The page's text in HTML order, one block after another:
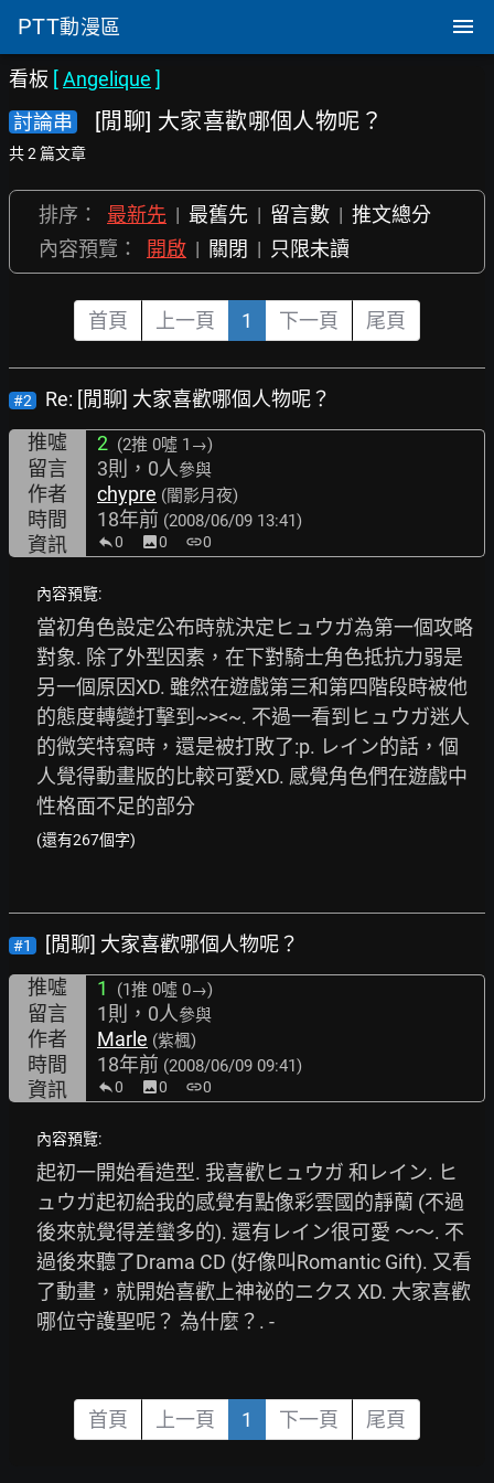
PTT動漫區
看板 [Angelique ]
討論串
[閒聊] 大家喜歡哪個人物呢？
共 2 篇文章
排序： 最新先 | 最舊先 | 留言數 | 推文總分
內容預覽：
開啟 | 關閉 | 只限未讀
首頁 上一頁 1 下一頁 尾頁
#2
Re: [閒聊] 大家喜歡哪個人物呢？
推噓
2 (2推 0噓 1→)
留言 3則，0人參與
作者 chypre (闇影月夜)
時間 18年前 (2008/06/09 13:41)
資訊 0 image0 link0
內容預覽:
當初角色設定公布時就決定ヒュウガ為第一個攻略
對象. 除了外型因素，在下對騎士角色抵抗力弱是
另一個原因XD. 雖然在遊戲第三和第四階段時被他
的態度轉變打擊到~><~. 不過一看到ヒュウガ迷人
的微笑特寫時，還是被打敗了:p. レイン的話，個
人覺得動畫版的比較可愛XD. 感覺角色們在遊戲中
性格面不足的部分
(還有267個字)
#1
[閒聊] 大家喜歡哪個人物呢？
推噓
1 (1推 0噓 0→)
留言 1則，0人參與
作者 Marle (紫楓)
時間 18年前 (2008/06/09 09:41)
資訊 0 image0 link0
內容預覽:
起初一開始看造型. 我喜歡ヒュウガ 和レイン. ヒ
ュウガ起初給我的感覺有點像彩雲國的靜蘭 (不過
後來就覺得差蠻多的). 還有レイン很可愛 ～～. 不
過後來聽了Drama CD (好像叫Romantic Gift). 又看
了動畫，就開始喜歡上神祕的ニクス XD. 大家喜歡
哪位守護聖呢？ 為什麼？. -
首頁 上一頁 1 下一頁 尾頁